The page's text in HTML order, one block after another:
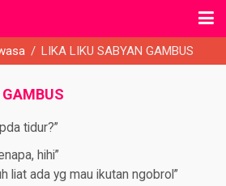
/ LIKA LIKU SABYAN GAMBUS
tidur?”
hihi”
liat ada yg mau ikutan ngobrol”